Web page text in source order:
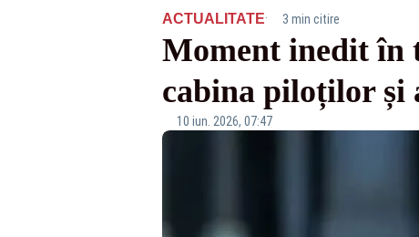
ACTUALITATE· 3 min citire
Moment inedit în
cabina piloților și
10 iun. 2026, 07:47